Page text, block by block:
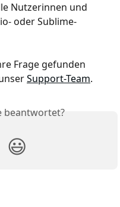
Nutzerinnen und
oder Sublime-
Frage gefunden
Support-Team.
beantwortet?
😃